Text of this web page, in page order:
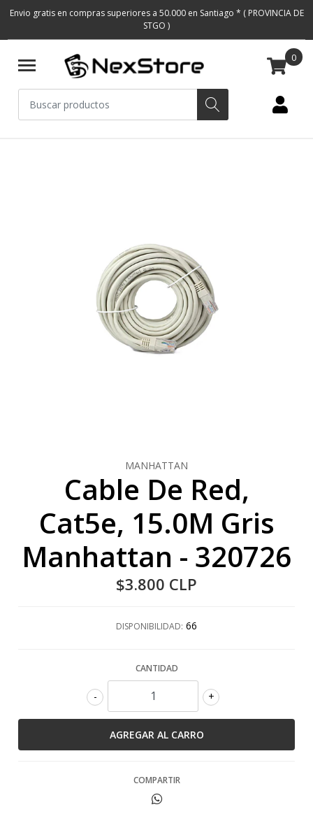
Envio gratis en compras superiores a 50.000 en Santiago * ( PROVINCIA DE
STGO )
0
MANHATTAN
Cable De Red,
Cat5e, 15.0M Gris
Manhattan - 320726
$3.800 CLP
DISPONIBILIDAD: 66
CANTIDAD
+
-
COMPARTIR